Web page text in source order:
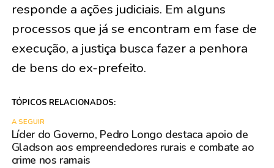
responde a ações judiciais. Em alguns
processos que já se encontram em fase de
execução, a justiça busca fazer a penhora
de bens do ex-prefeito.
TÓPICOS RELACIONADOS:
A SEGUIR
Líder do Governo, Pedro Longo destaca apoio de
Gladson aos empreendedores rurais e combate ao
crime nos ramais